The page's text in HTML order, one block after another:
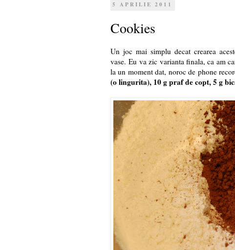
5 APRILIE 2011
Cookies
Un joc mai simplu decat crearea
vase. Eu va zic varianta finala, ca am
la un moment dat, noroc de phone
(o lingurita), 10 g praf de copt, 5 g